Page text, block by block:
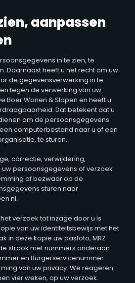
aanpassen
in te zien, te
Daarnaast heeft u het recht om uw
de gegevensverwerking in te
tegen de verwerking van uw
Boer Wonen & Slapen en heeft u
Dat betekent dat u
om de persoonsgegevens
computerbestand naar u of een
te sturen.
correctie, verwijdering,
persoonsgegevens of verzoek
of bezwaar op de
sturen naar
verzoek tot inzage door u is
van uw identiteitsbewijs met het
in deze kopie uw pasfoto, MRZ
strook met nummers onderaan
en Burgerservicenummer
van uw privacy. We reageren
vier weken, op uw verzoek.